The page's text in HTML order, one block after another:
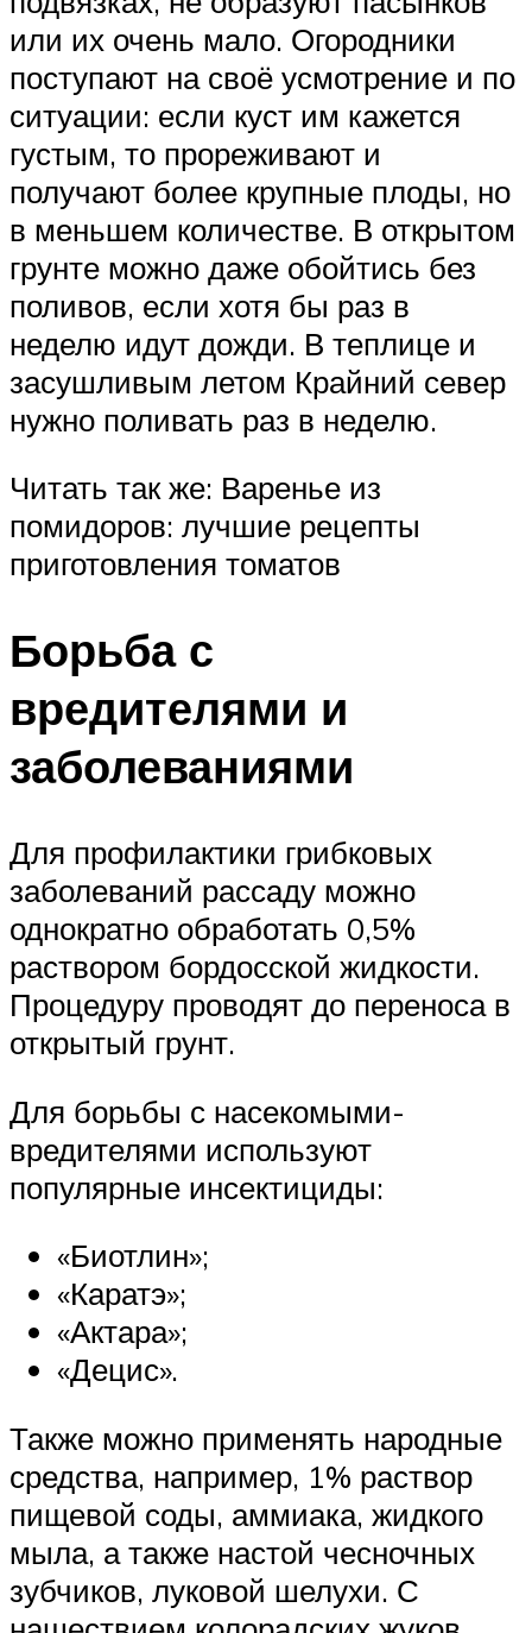
или их очень мало. Огородники
поступают на своё усмотрение и по
ситуации: если куст им кажется
густым, то прореживают и
получают более крупные плоды, но
в меньшем количестве. В открытом
грунте можно даже обойтись без
поливов, если хотя бы раз в
неделю идут дожди. В теплице и
засушливым летом Крайний север
нужно поливать раз в неделю.
Читать так же: Варенье из
помидоров: лучшие рецепты
приготовления томатов
Борьба с
вредителями и
заболеваниями
Для профилактики грибковых
заболеваний рассаду можно
однократно обработать 0,5%
раствором бордосской жидкости.
Процедуру проводят до переноса в
открытый грунт.
Для борьбы с насекомыми-
вредителями используют
популярные инсектициды:
«Биотлин»;
«Каратэ»;
«Актара»;
«Децис».
Также можно применять народные
средства, например, 1% раствор
пищевой соды, аммиака, жидкого
мыла, а также настой чесночных
зубчиков, луковой шелухи. С